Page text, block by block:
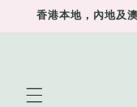
Skip to
香港本地，內地及